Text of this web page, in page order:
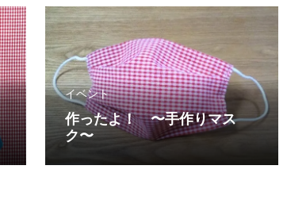
イベント
作ったよ！ 〜手作りマス
ク〜